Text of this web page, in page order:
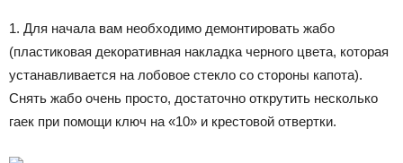
1. Для начала вам необходимо демонтировать жабо
(пластиковая декоративная накладка черного цвета, которая
устанавливается на лобовое стекло со стороны капота).
Снять жабо очень просто, достаточно открутить несколько
гаек при помощи ключ на «10» и крестовой отвертки.